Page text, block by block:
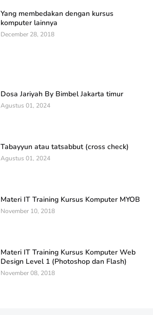
Yang membedakan dengan kursus
komputer lainnya
December 28, 2018
Dosa Jariyah By Bimbel Jakarta timur
Agustus 01, 2024
Tabayyun atau tatsabbut (cross check)
Agustus 01, 2024
Materi IT Training Kursus Komputer MYOB
November 10, 2018
Materi IT Training Kursus Komputer Web
Design Level 1 (Photoshop dan Flash)
November 08, 2018